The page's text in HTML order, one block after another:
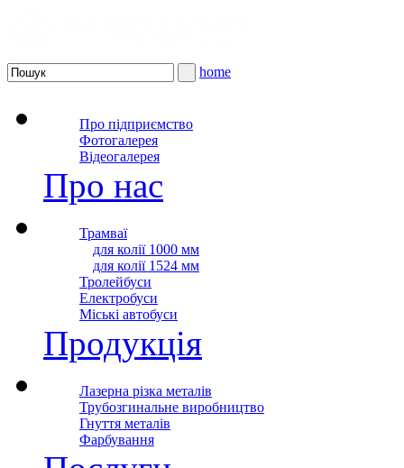
home
Про підприємство
Фотогалерея
Відеогалерея
Про нас
Трамваї
для колії 1000 мм
для колії 1524 мм
Тролейбуси
Електробуси
Міські автобуси
Продукція
Лазерна різка металів
Трубозгинальне виробництво
Гнуття металів
Фарбування